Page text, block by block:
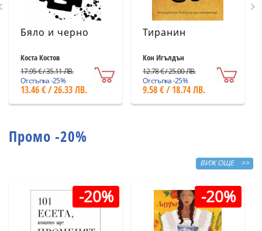
Бяло и черно
Коста Костов
17.95 € / 35.11 ЛВ.
Отстъпка -25%
13.46 € / 26.33 ЛВ.
Тиранин
Кон Игълдън
12.78 € / 25.00 ЛВ.
Отстъпка -25%
9.58 € / 18.74 ЛВ.
Промо -20%
ВИЖ ОЩЕ >>
-20% -20%